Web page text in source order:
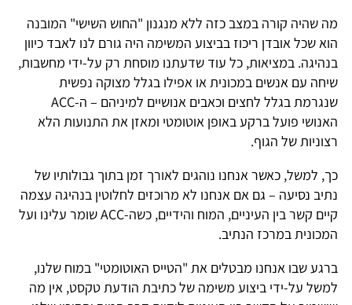
מה שהיה קורה במצב כזה ללא מנגנון "החוש השישי" המובנה
הוא שכל אובדן ריכוז בביצוע המשימה היה גורם לנו לאבד כיוון
בנהיגה. במציאות, כל עוד שדעתנו מוסחת רק על-ידי מחשבות,
שיחה עם אנשים במכונית או אפילו בגלל מצוקה נפשית
שנגרמת בגלל לחצים וכאבים אנושיים למיניהם – ה-ACC
האנושי פועל ברקע באופן אוטומטי ומאזן את התנועות הלא
רצוניות של הגוף.
כך, למשל, כאשר אנחנו נוהגים לאורך זמן בתוך גבולותיו של
נתיב נסיעה – גם אם אנחנו לא מרוכזים לחלוטין בנהיגה עצמה
קיים קשר בין העיניים, המוח והידיים, כשה-ACC שומר עלינו ועל
המכונית במרכז הנתיב.
ברגע שבו אנחנו מבטלים את "הטייס האוטומטי" במוח שלנו,
למשל על-ידי ביצוע משימה של כתיבת הודעת טקסט, אין מה